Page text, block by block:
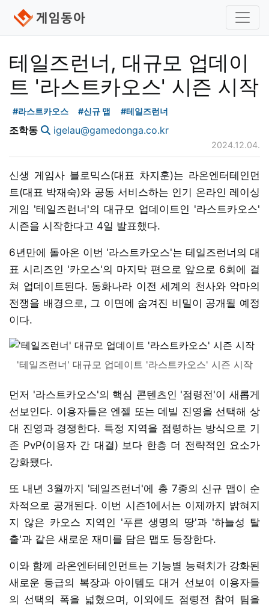
테일즈런너, 대규모 업데이
트 '라스트카오스' 시즌 시작
#라스트카오스 #신규 맵 #테일즈런너
조학동 igelau@gamedonga.co.kr
2024.12.04.
신생 게임사 블로믹스(대표 차지훈)는 라온엔터테인먼
트(대표 박재숙)와 공동 서비스하는 인기 온라인 레이싱
게임 '테일즈런너'의 대규모 업데이트인 '라스트카오스'
시즌을 시작한다고 4일 발표했다.
6년만에 돌아온 이번 '라스트카오스'는 테일즈런너의 대
표 시리즈인 '카오스'의 마지막 편으로 앞으로 6회에 걸
쳐 업데이트된다. 동화나라 이전 세계의 천사와 악마의
전쟁을 배경으로, 그 이면에 숨겨진 비밀이 공개될 예정
이다.
'테일즈런너' 대규모 업데이트 '라스트카오스' 시즌 시작
먼저 '라스트카오스'의 핵심 콘텐츠인 '점령전'이 새롭게
선보인다. 이용자들은 엔젤 또는 데빌 진영을 선택해 상
대 진영과 경쟁한다. 특정 지역을 점령하는 방식으로 기
존 PvP(이용자 간 대결) 보다 한층 더 전략적인 요소가
강화됐다.
또 내년 3월까지 '테일즈런너'에 총 7종의 신규 맵이 순
차적으로 공개된다. 이번 시즌1에서는 이제까지 밝혀지
지 않은 카오스 지역인 '푸른 생명의 땅'과 '하늘성 탈
출'과 같은 새로운 재미를 담은 맵도 등장한다.
이와 함께 라온엔터테인먼트는 기능별 능력치가 강화된
새로운 등급의 복장과 아이템도 대거 선보여 이용자들
의 선택의 폭을 넓혔으며, 이외에도 점령전 참여 팀을